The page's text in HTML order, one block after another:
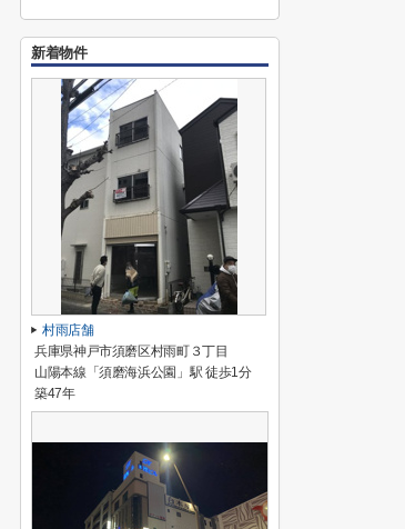
新着物件
村雨店舗
兵庫県神戸市須磨区村雨町３丁目
山陽本線「須磨海浜公園」駅 徒歩1分
築47年